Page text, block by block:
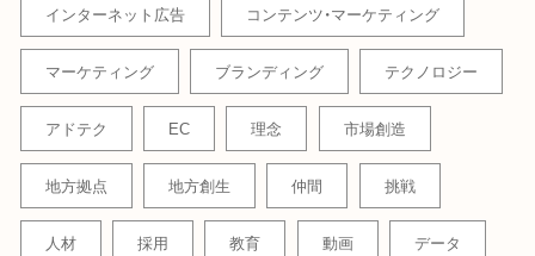
インターネット広告 コンテンツ・マーケティング
マーケティング ブランディング テクノロジー
アドテク EC 理念 市場創造
地方拠点 地方創生 仲間 挑戦
人材 採用 教育 動画 データ